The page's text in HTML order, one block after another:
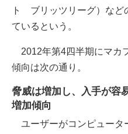
ト ブリッツリーグ）など
ているという。
2012年第4四半期にマカ
傾向は次の通り。
脅威は増加し、入手が容
増加傾向
ユーザーがコンピュータ